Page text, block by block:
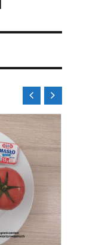
 